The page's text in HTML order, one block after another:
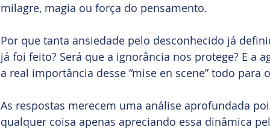
milagre, magia ou força do pensamento.
Por que tanta ansiedade pelo desconhecido já
já foi feito? Será que a ignorância nos protege? E a
a real importância desse “mise en scene” todo para
As respostas merecem uma análise aprofundada
qualquer coisa apenas apreciando essa dinâmica